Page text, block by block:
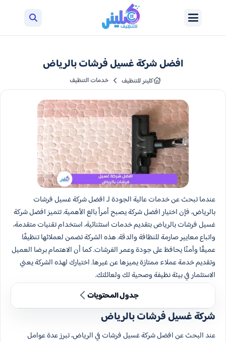
افضل شركة غسيل فرشات بالرياض
كلينر للتنظيف خدمات التنظيف
عندما تبحث عن خدمات عالية الجودة لـ افضل شركة غسيل فرشات
بالرياض، فإن اختيار افضل شركة يصبح أمراً بالغ الأهمية. تتميز افضل شركة
غسيل فرشات بالرياض بتقديم خدمات استثنائية، استخدام تقنيات متقدمة،
واتباع معايير صارمة للنظافة والدقة. هذه الشركة تضمن لعملائها تنظيفًا
عميقًا وآمنًا يحافظ على جودة وعمر الفرشات. كما أن الاهتمام برضا العميل
وتقديم خدمة عملاء ممتازة يميزها عن غيرها. اختيارك لهذه الشركة يعني
الاستثمار في بيئة نظيفة وصحية لك ولعائلتك.
جدول المحتويات
شركة غسيل فرشات بالرياض
عند البحث عن افضل شركة غسيل فرشات في الرياض، تبرز عدة عوامل